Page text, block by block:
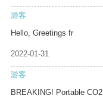
游客
Hello, Greetings fr
2022-01-31
游客
BREAKING! Portable CO2